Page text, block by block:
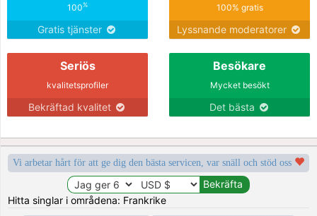
100%
Gratis tjänster
100% gratis
Lyssnande moderatorer
Seriös
kvalitetsprofiler
Bekräftad kvalitet
Besökare
Mycket besökt
Det bästa
Vi arbetar hårt för att ge dig den bästa servicen, var snäll och stöd oss
Hitta singlar i områdena: Frankrike